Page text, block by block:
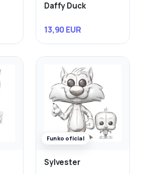
Daffy Duck
13,90 EUR
Funko oficial
Sylvester